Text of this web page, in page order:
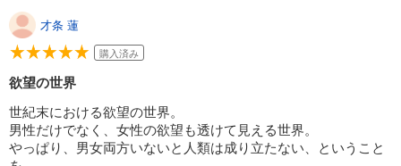
才条 蓮
購入済み
欲望の世界
世紀末における欲望の世界。
男性だけでなく、女性の欲望も透けて見える世界。
やっぱり、男女両方いないと人類は成り立たない、ということ